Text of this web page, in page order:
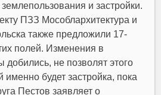
и застройки.
ПЗЗ Мособлархитектура и
также предложили 17-
полей. Изменения в
добились, не позволят этого
именно будет застройка, пока
Пестов заявляет о